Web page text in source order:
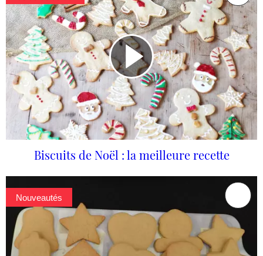
Biscuits de Noël : la meilleure recette
Nouveautés